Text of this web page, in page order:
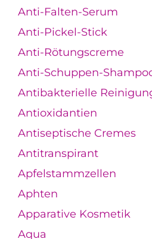
Anti-Falten-Serum
Anti-Pickel-Stick
Anti-Rötungscreme
Anti-Schuppen-
Antibakterielle
Antioxidantien
Antiseptische Cremes
Antitranspirant
Apfelstammzellen
Aphten
Apparative Kosmetik
Aqua